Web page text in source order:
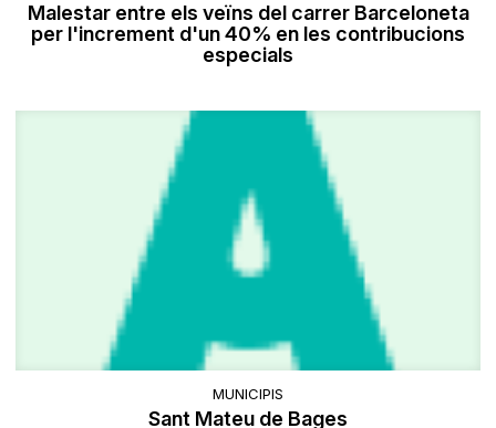
Malestar entre els veïns del carrer Barceloneta
per l'increment d'un 40% en les contribucions
especials
MUNICIPIS
Sant Mateu de Bages